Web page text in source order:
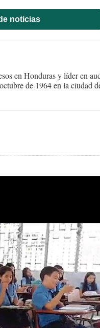
noticias
en Honduras y líder en
de 1964 en la ciudad